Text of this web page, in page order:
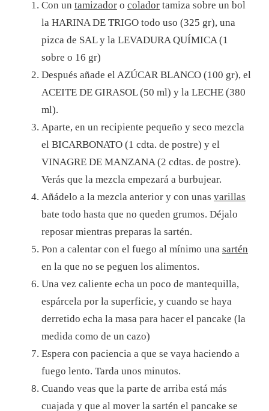
Con un tamizador o colador tamiza sobre un bol
la HARINA DE TRIGO todo uso (325 gr), una
pizca de SAL y la LEVADURA QUÍMICA (1
sobre o 16 gr)
Después añade el AZÚCAR BLANCO (100 gr), el
ACEITE DE GIRASOL (50 ml) y la LECHE (380
ml).
Aparte, en un recipiente pequeño y seco mezcla
el BICARBONATO (1 cdta. de postre) y el
VINAGRE DE MANZANA (2 cdtas. de postre).
Verás que la mezcla empezará a burbujear.
Añádelo a la mezcla anterior y con unas varillas
bate todo hasta que no queden grumos. Déjalo
reposar mientras preparas la sartén.
Pon a calentar con el fuego al mínimo una sartén
en la que no se peguen los alimentos.
Una vez caliente echa un poco de mantequilla,
espárcela por la superficie, y cuando se haya
derretido echa la masa para hacer el pancake (la
medida como de un cazo)
Espera con paciencia a que se vaya haciendo a
fuego lento. Tarda unos minutos.
Cuando veas que la parte de arriba está más
cuajada y que al mover la sartén el pancake se